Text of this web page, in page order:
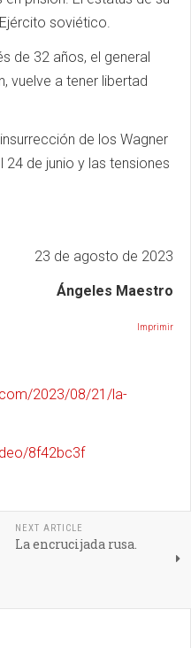
soviético.
de 32 años, el general
vuelve a tener libertad
de los Wagner
de junio y las tensiones
23 de agosto de 2023
Ángeles Maestro
Imprimir
2023/08/21/la-
8f42bc3f
NEXT ARTICLE
La encrucijada rusa.